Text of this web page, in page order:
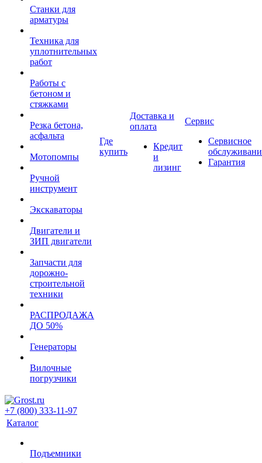
Станки для
арматуры
Техника для
уплотнительных
работ
Работы с
бетоном и
стяжками
Резка бетона,
асфальта
Мотопомпы
Ручной
инструмент
Экскаваторы
Двигатели и
ЗИП двигатели
Запчасти для
дорожно-
строительной
техники
РАСПРОДАЖА
ДО 50%
Генераторы
Вилочные
погрузчики
Где
купить
Доставка и
оплата
Кредит
и
лизинг
Сервис
Сервисное
Гарантия
+7 (800) 333-11-97
Каталог
Подъемники